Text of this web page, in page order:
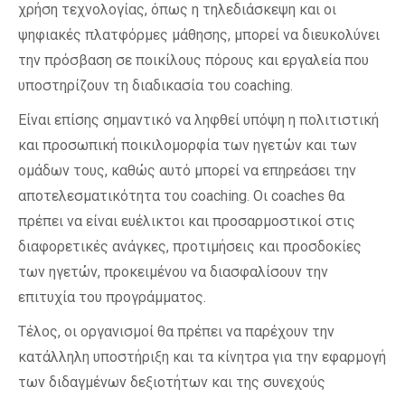
χρήση τεχνολογίας, όπως η τηλεδιάσκεψη και οι
ψηφιακές πλατφόρμες μάθησης, μπορεί να διευκολύνει
την πρόσβαση σε ποικίλους πόρους και εργαλεία που
υποστηρίζουν τη διαδικασία του coaching.
Είναι επίσης σημαντικό να ληφθεί υπόψη η πολιτιστική
και προσωπική ποικιλομορφία των ηγετών και των
ομάδων τους, καθώς αυτό μπορεί να επηρεάσει την
αποτελεσματικότητα του coaching. Οι coaches θα
πρέπει να είναι ευέλικτοι και προσαρμοστικοί στις
διαφορετικές ανάγκες, προτιμήσεις και προσδοκίες
των ηγετών, προκειμένου να διασφαλίσουν την
επιτυχία του προγράμματος.
Τέλος, οι οργανισμοί θα πρέπει να παρέχουν την
κατάλληλη υποστήριξη και τα κίνητρα για την εφαρμογή
των διδαγμένων δεξιοτήτων και της συνεχούς